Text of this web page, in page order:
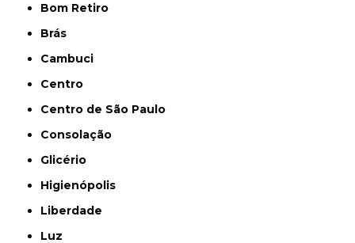
Bom Retiro
Brás
Cambuci
Centro
Centro de São Paulo
Consolação
Glicério
Higienópolis
Liberdade
Luz